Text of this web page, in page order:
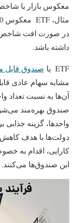
معکوس بازار یا
داشته باشد.
ETF یا صندوق قابل
مشابه سهام عادی
آن‌ها به نسبت تعداد
صندوق بهره‌مند
واحدها، گزینه
دولت‌ها با هدف کاهش
کارایی، اقدام به
این صندوق‌ها می‌کنند.